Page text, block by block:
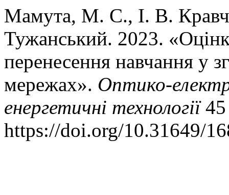
Мамута, М. С., І. В.
Тужанський. 2023.
перенесення навчання у
мережах». Оптико-
енергетичнi технологiї45
https://doi.org/10.31649/